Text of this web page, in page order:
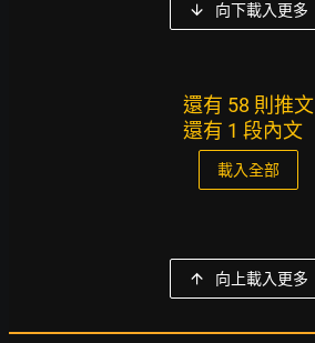
向下載入更多
還有 58 則推文
還有 1 段內文
載入全部
向上載入更多